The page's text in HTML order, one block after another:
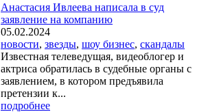
Анастасия Ивлеева написала в суд
заявление на компанию
05.02.2024
новости, звезды, шоу бизнес, скандалы
Известная телеведущая, видеоблогер и
актриса обратилась в судебные органы с
заявлением, в котором предъявила
претензии к...
подробнее